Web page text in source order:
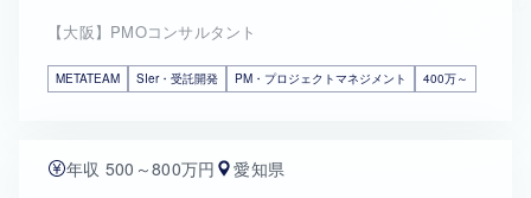
【大阪】PMOコンサルタント
METATEAM SIer・受託開発 PM・プロジェクトマネジメント 400万～
年収 500～800万円 愛知県